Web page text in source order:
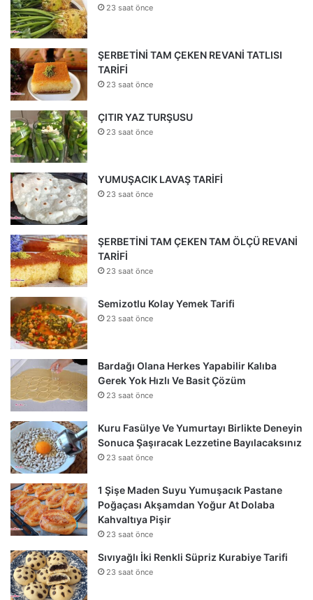
23 saat önce
ŞERBETİNİ TAM ÇEKEN REVANİ TATLISI
TARİFİ
23 saat önce
ÇITIR YAZ TURŞUSU
23 saat önce
YUMUŞACIK LAVAŞ TARİFİ
23 saat önce
ŞERBETİNİ TAM ÇEKEN TAM ÖLÇÜ REVANİ
TARİFİ
23 saat önce
Semizotlu Kolay Yemek Tarifi
23 saat önce
Bardağı Olana Herkes Yapabilir Kalıba
Gerek Yok Hızlı Ve Basit Çözüm
23 saat önce
Kuru Fasülye Ve Yumurtayı Birlikte Deneyin
Sonuca Şaşıracak Lezzetine Bayılacaksınız
23 saat önce
1 Şişe Maden Suyu Yumuşacık Pastane
Poğaçası Akşamdan Yoğur At Dolaba
Kahvaltıya Pişir
23 saat önce
Sıvıyağlı İki Renkli Süpriz Kurabiye Tarifi
23 saat önce